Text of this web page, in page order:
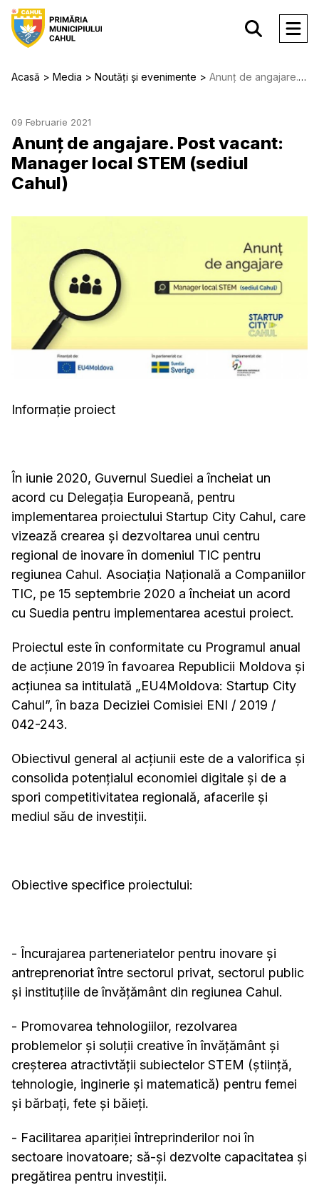
Acasă Media Noutăți și evenimente Anunț de angajare. Post vacant: Manager local STEM (sediul Cahul)
09 Februarie 2021
Anunț de angajare. Post vacant:
Manager local STEM (sediul
Cahul)
Informație proiect
În iunie 2020, Guvernul Suediei a încheiat un
acord cu Delegația Europeană, pentru
implementarea proiectului Startup City Cahul, care
vizează crearea și dezvoltarea unui centru
regional de inovare în domeniul TIC pentru
regiunea Cahul. Asociația Națională a Companiilor
TIC, pe 15 septembrie 2020 a încheiat un acord
cu Suedia pentru implementarea acestui proiect.
Proiectul este în conformitate cu Programul anual
de acțiune 2019 în favoarea Republicii Moldova și
acțiunea sa intitulată „EU4Moldova: Startup City
Cahul”, în baza Deciziei Comisiei ENI / 2019 /
042-243.
Obiectivul general al acțiunii este de a valorifica și
consolida potențialul economiei digitale și de a
spori competitivitatea regională, afacerile și
mediul său de investiții.
Obiective specifice proiectului:
- Încurajarea parteneriatelor pentru inovare și
antreprenoriat între sectorul privat, sectorul public
și instituțiile de învățământ din regiunea Cahul.
- Promovarea tehnologiilor, rezolvarea
problemelor și soluții creative în învățământ și
creșterea atractivtății subiectelor STEM (știință,
tehnologie, inginerie și matematică) pentru femei
și bărbați, fete și băieți.
- Facilitarea apariției întreprinderilor noi în
sectoare inovatoare; să-și dezvolte capacitatea și
pregătirea pentru investiții.